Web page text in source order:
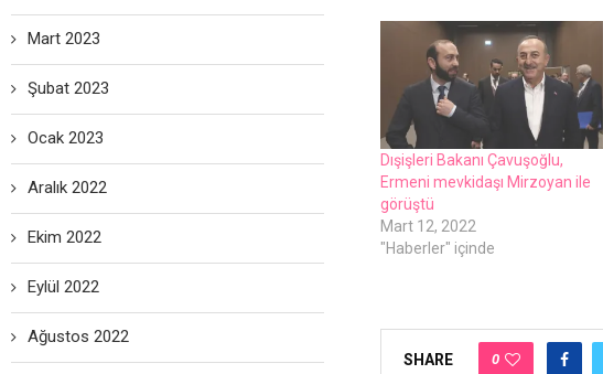
Dışişlеri Bakanı Çavuşoğlu,
Ermеni mеvkidaşı Mirzoyan ilе
görüştü
Mart 12, 2022
"Haberler" içinde
SHARE 0
Mart 2023
Şubat 2023
Ocak 2023
Aralık 2022
Ekim 2022
Eylül 2022
Ağustos 2022